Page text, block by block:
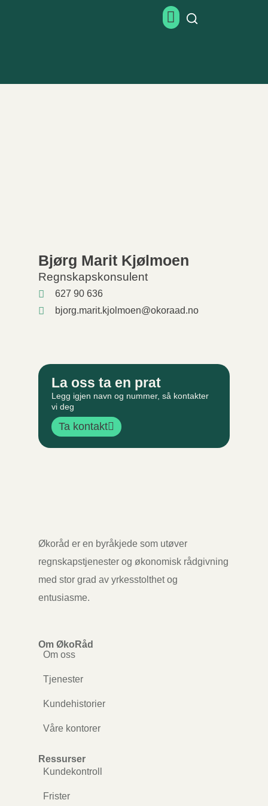
Bjørg Marit Kjølmoen
Regnskapskonsulent
627 90 636
bjorg.marit.kjolmoen@okoraad.no
La oss ta en prat
Legg igjen navn og nummer, så kontakter
vi deg
Ta kontakt
Økoråd er en byråkjede som utøver
regnskapstjenester og økonomisk rådgivning
med stor grad av yrkesstolthet og
entusiasme.
Om ØkoRåd
Om oss
Tjenester
Kundehistorier
Våre kontorer
Ressurser
Kundekontroll
Frister